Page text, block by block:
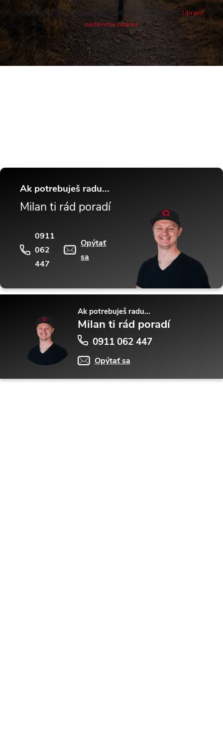
Vytvoril Shoptet
Copyright 2026 Cykloshop.sk. Všetky práva vyhradené.Upraviť
nastavenie cookies
Ak potrebuješ radu...
Milan ti rád poradí
0911
062
447
Opýtať
sa
Ak potrebuješ radu...
Milan ti rád poradí
0911 062 447
Opýtať sa